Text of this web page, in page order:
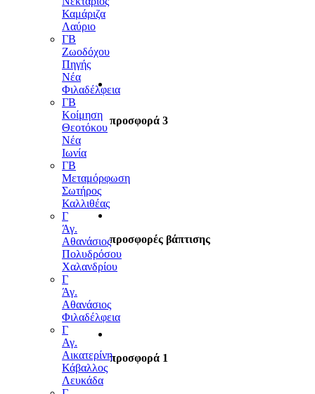
προσφορά 3
προσφορές βάπτισης
προσφορά 1
Καμάριζα
Λαύριο
ΓΒ
Ζωοδόχου
Πηγής
Νέα
Φιλαδέλφεια
ΓΒ
Κοίμηση
Θεοτόκου
Νέα
Ιωνία
ΓΒ
Μεταμόρφωση
Σωτήρος
Καλλιθέας
Γ
Άγ.
Αθανάσιος
Πολυδρόσου
Χαλανδρίου
Γ
Άγ.
Αθανάσιος
Φιλαδέλφεια
Γ
Αγ.
Αικατερίνη
Κάβαλλος
Λευκάδα